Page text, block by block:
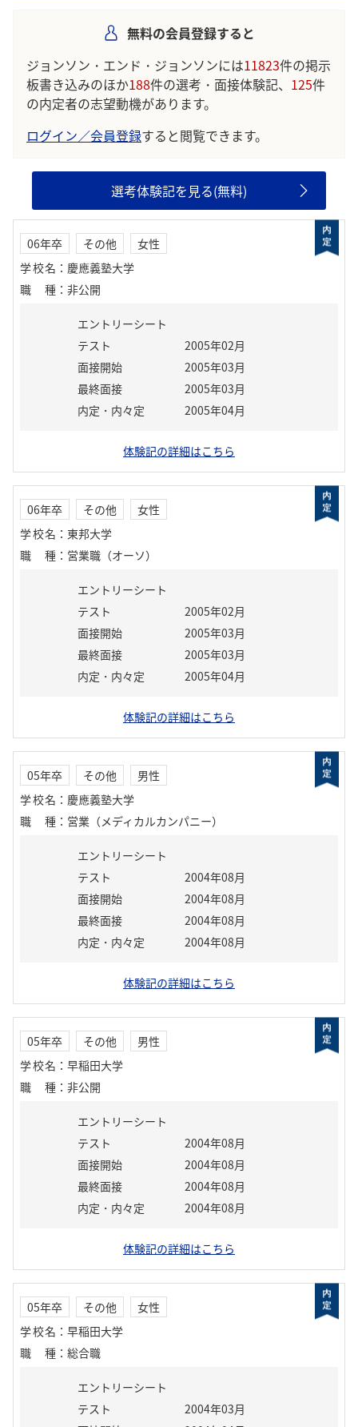
学生の声を就職活動の参考にしましょう。
※AIを使用し、過去3年間のユーザー投稿を要約しています。実際
のユーザの投稿は下記の一覧からご確認ください。
無料の会員登録すると
ジョンソン・エンド・ジョンソンには11823件の掲示
板書き込みのほか188件の選考・面接体験記、 125件
の内定者の志望動機があります。
ログイン／会員登録すると閲覧できます。
選考体験記を見る(無料)
06年卒 その他
女性
学校名 ： 慶應義塾大学
職種 ： 非公開
エントリーシート
テスト
2005年02月
面接開始
2005年03月
最終面接
2005年03月
内定・内々定
2005年04月
体験記の詳細はこちら
06年卒 その他
女性
学校名 ： 東邦大学
職種 ： 営業職（オーソ）
エントリーシート
テスト
2005年02月
面接開始
2005年03月
最終面接
2005年03月
内定・内々定
2005年04月
体験記の詳細はこちら
05年卒 その他
男性
学校名 ： 慶應義塾大学
職種 ： 営業（メディカルカンパニー）
エントリーシート
テスト
2004年08月
面接開始
2004年08月
最終面接
2004年08月
内定・内々定
2004年08月
体験記の詳細はこちら
05年卒 その他
男性
学校名 ： 早稲田大学
職種 ： 非公開
エントリーシート
テスト
2004年08月
面接開始
2004年08月
最終面接
2004年08月
内定・内々定
2004年08月
体験記の詳細はこちら
05年卒 その他
女性
学校名 ： 早稲田大学
職種 ： 総合職
エントリーシート
テスト
2004年03月